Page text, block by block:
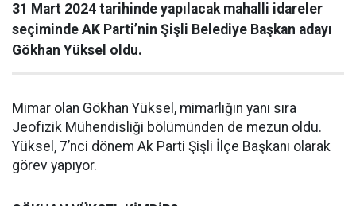
31 Mart 2024 tarihinde yapılacak mahalli idareler
seçiminde AK Parti’nin Şişli Belediye Başkan adayı
Gökhan Yüksel oldu.
Mimar olan Gökhan Yüksel, mimarlığın yanı sıra
Jeofizik Mühendisliği bölümünden de mezun oldu.
Yüksel, 7’nci dönem Ak Parti Şişli İlçe Başkanı olarak
görev yapıyor.